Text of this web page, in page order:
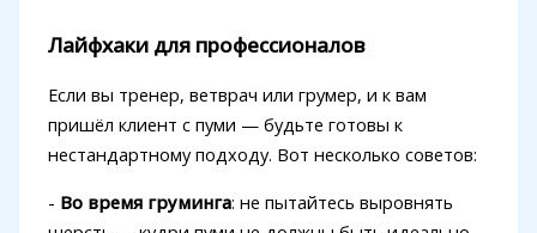
Лайфхаки для профессионалов
Если вы тренер, ветврач или грумер, и к вам
пришёл клиент с пуми — будьте готовы к
нестандартному подходу. Вот несколько советов:
- Во время груминга: не пытайтесь выровнять